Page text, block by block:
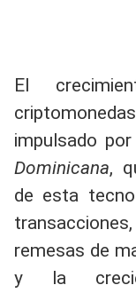
El
impulsado
Dominicana,
de esta
remesas de
y la